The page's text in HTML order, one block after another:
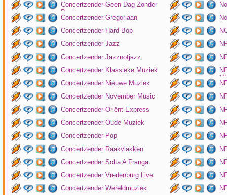
Concertzender Geen Dag Zonder
Bach
Concertzender Gregoriaan
Concertzender Hard Bop
Concertzender Jazz
Concertzender Jazznotjazz
Concertzender Klassieke Muziek
Concertzender Nieuwe Muziek
Concertzender November Music
Concertzender Oriënt Express
Concertzender Oude Muziek
Concertzender Pop
Concertzender Raakvlakken
Concertzender Solta A Franga
Concertzender Vredenburg Live
Concertzender Wereldmuziek